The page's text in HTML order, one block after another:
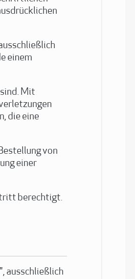
einem
Mit
die eine
von
einer
berechtigt.
ausschließlich